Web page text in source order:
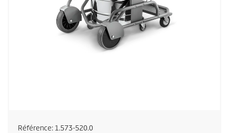
Référence: 1.573-520.0